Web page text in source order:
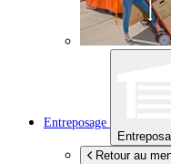
Entreposage
Retour au